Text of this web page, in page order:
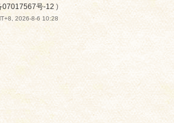
07017567号-12 )
2026-8-6 10:28